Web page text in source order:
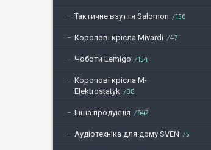
Тактичне взуття Salomon 156
Коропові крісла Mivardi 47
Чоботи Lemigo 154
Коропові крісла M-
Elektrostatyk
38
Інша продукція 642
Аудіотехніка для дому SVEN 5